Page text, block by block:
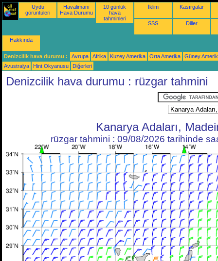
Uydu
görüntüleri
Havalimanı
Hava Durumu
10 günlük
hava
tahminleri
İklim Kasırgalar
SSS Diller
Hakkında
Denizcilik hava durumu : Avrupa Afrika Kuzey Amerika Orta Amerika
Güney
Avustralya
Hint Okyanusu Diğerleri
Denizcilik hava durumu : rüzgar tahmini
Kanarya Adaları,
rüzgar tahmini : 09/08/2026 tarihinde